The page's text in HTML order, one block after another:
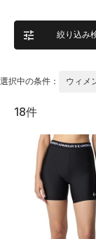
絞り込み
選択中の条件： ウィメ
18件